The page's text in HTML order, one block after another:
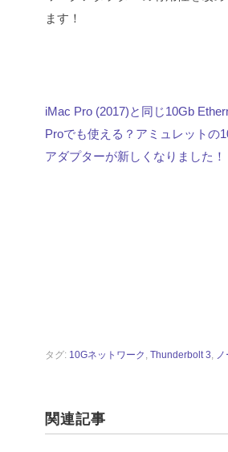
ます！
iMac Pro (2017)と同じ10Gb
Proでも使える？アミュレットの
アダプターが新しくなりました！
タグ: 10Gネットワーク Thunderbolt 3
関連記事